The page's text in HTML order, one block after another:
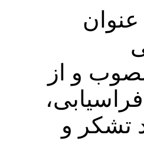
و از
تشکر و